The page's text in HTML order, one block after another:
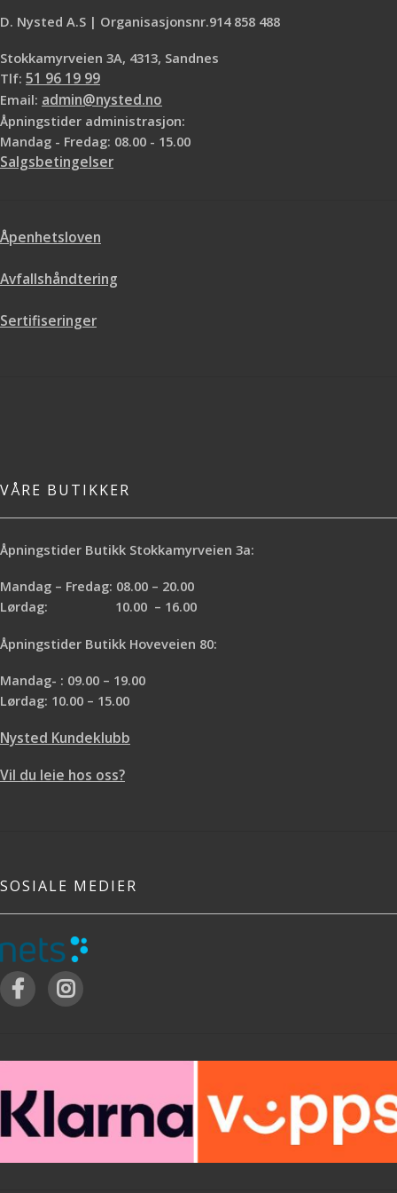
er enkel å påføre og det er ikke
strøkene.
D. Nysted A.S | Organisasjonsnr.914 858 488
Stokkamyrveien 3A, 4313, Sandnes
Tlf: 51 96 19 99
Email: admin@nysted.no
Åpningstider administrasjon:
Mandag - Fredag: 08.00 - 15.00
Salgsbetingelser
Åpenhetsloven
Avfallshåndtering
Sertifiseringer
VÅRE BUTIKKER
Åpningstider Butikk Stokkamyrveien 3a:
Mandag – Fredag: 08.00 – 20.00
Lørdag: 10.00 – 16.00
Åpningstider Butikk Hoveveien 80:
Mandag- : 09.00 – 19.00
Lørdag: 10.00 – 15.00
Nysted Kundeklubb
Vil du leie hos oss?
SOSIALE MEDIER